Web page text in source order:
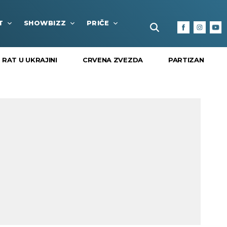
SHOWBIZZ PRIČE FUN BOX KULTURA I
RAT U UKRAJINI CRVENA ZVEZDA PARTIZAN